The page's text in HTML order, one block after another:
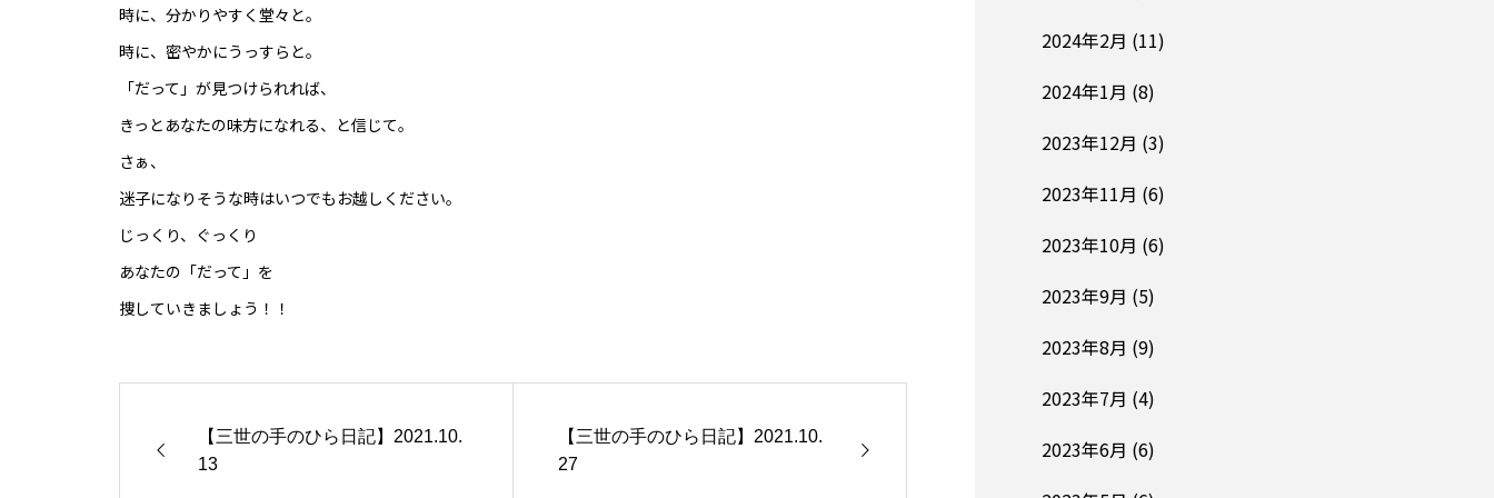
時に、分かりやすく堂々と。
時に、密やかにうっすらと。
「だって」が見つけられれば、
きっとあなたの味方になれる、と信じて。
さぁ、
迷子になりそうな時はいつでもお越しください。
じっくり、ぐっくり
あなたの「だって」を
捜していきましょう！！
【三世の手のひら日記】2021.10.
13
【三世の手のひら日記】2021.10.
27
2024年2月 (11)
2024年1月 (8)
2023年12月 (3)
2023年11月 (6)
2023年10月 (6)
2023年9月 (5)
2023年8月 (9)
2023年7月 (4)
2023年6月 (6)